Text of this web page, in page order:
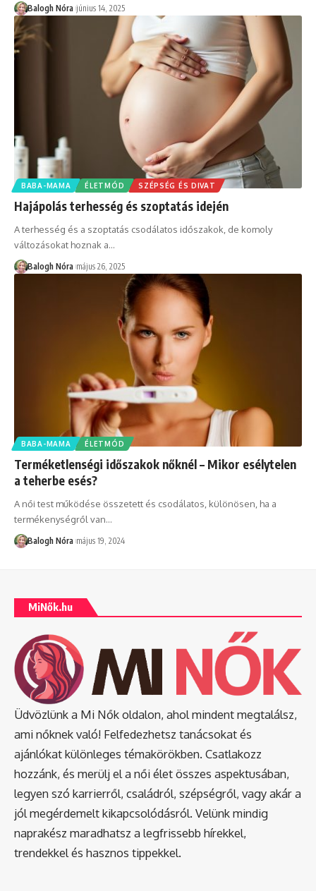
Balogh Nóra június 14, 2025
BABA-MAMA ÉLETMÓD SZÉPSÉG ÉS DIVAT
Hajápolás terhesség és szoptatás idején
A terhesség és a szoptatás csodálatos időszakok, de komoly
változásokat hoznak a…
Balogh Nóra május 26, 2025
BABA-MAMA ÉLETMÓD
Terméketlenségi időszakok nőknél – Mikor esélytelen
a teherbe esés?
A női test működése összetett és csodálatos, különösen, ha a
termékenységről van…
Balogh Nóra május 19, 2024
MiNők.hu
Üdvözlünk a Mi Nők oldalon, ahol mindent megtalálsz,
ami nőknek való! Felfedezhetsz tanácsokat és
ajánlókat különleges témakörökben. Csatlakozz
hozzánk, és merülj el a női élet összes aspektusában,
legyen szó karrierről, családról, szépségről, vagy akár a
jól megérdemelt kikapcsolódásról. Velünk mindig
naprakész maradhatsz a legfrissebb hírekkel,
trendekkel és hasznos tippekkel.